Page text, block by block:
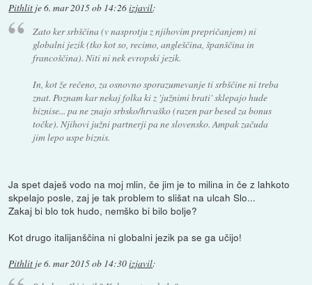
Pithlit je6. mar 2015 ob 14:26izjavil:
Zato ker srbščina (v nasprotju z njihovim prepričanjem) ni
globalni jezik (tko kot so, recimo, angleščina, španščina in
francoščina). Niti ni nek evropski jezik.
In, kot že rečeno, za osnovno sporazumevanje ti srbščine ni treba
znat. Poznam kar nekaj folka ki z 'južnimi brati' sklepajo hude
biznise... pa ne znajo srbsko/hrvaško (razen par besed za bonus
točke). Njihovi južni partnerji pa ne slovensko. Ampak začuda
jim lepo uspe biznis.
Ja spet daješ vodo na moj mlin, če jim je to milina in če z lahkoto
skpelajo posle, zaj je tak problem to slišat na ulcah Slo...
Zakaj bi blo tok hudo, nemško bi bilo bolje?
Kot drugo italijanščina ni globalni jezik pa se ga učijo!
Pithlit je6. mar 2015 ob 14:30izjavil: